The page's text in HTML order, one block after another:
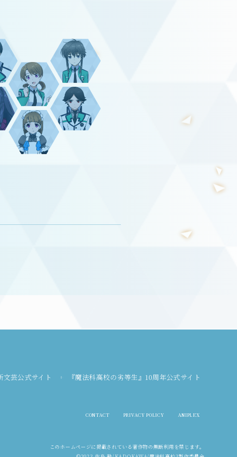
芸公式サイト 『魔法科高校の劣等生』10周年公式サイト
CONTACT PRIVACY POLICY ANIPLEX
このホームページに掲載されている著作物の無断利用を禁じます。